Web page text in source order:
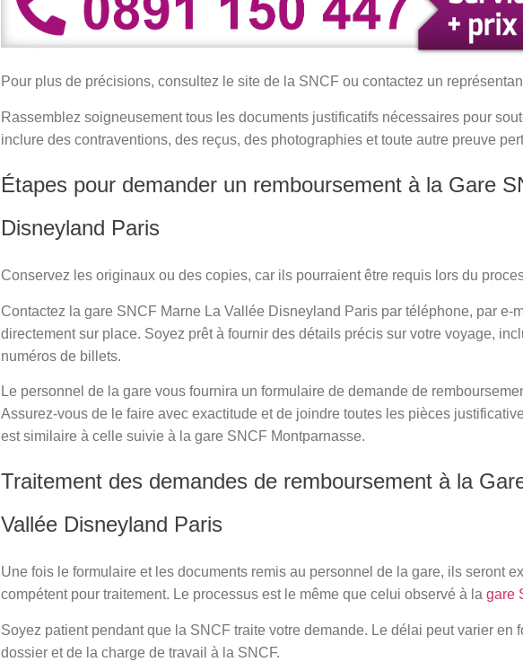
Pour plus de précisions, consultez le site de la SNCF ou contactez un
Rassemblez soigneusement tous les documents justificatifs nécessaires pour
inclure des contraventions, des reçus, des photographies et toute autre preuve
Étapes pour demander un remboursement à la Gare
Disneyland Paris
Conservez les originaux ou des copies, car ils pourraient être requis lors du
Contactez la gare SNCF Marne La Vallée Disneyland Paris par téléphone, par e-
directement sur place. Soyez prêt à fournir des détails précis sur votre voyage,
numéros de billets.
Le personnel de la gare vous fournira un formulaire de demande de
Assurez-vous de le faire avec exactitude et de joindre toutes les pièces
est similaire à celle suivie à la gare SNCF Montparnasse.
Traitement des demandes de remboursement à la
Vallée Disneyland Paris
Une fois le formulaire et les documents remis au personnel de la gare, ils seront
compétent pour traitement. Le processus est le même que celui observé à la gare
Soyez patient pendant que la SNCF traite votre demande. Le délai peut varier en
dossier et de la charge de travail à la SNCF.